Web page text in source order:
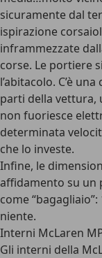
sicuramente dal
ispirazione
inframmezzate
corse. Le portiere
l’abitacolo. C’è
parti della vettura,
non fuoriesce
determinata
che lo investe.
Infine, le
affidamento su un
come
niente.
Interni McLaren
Gli interni della